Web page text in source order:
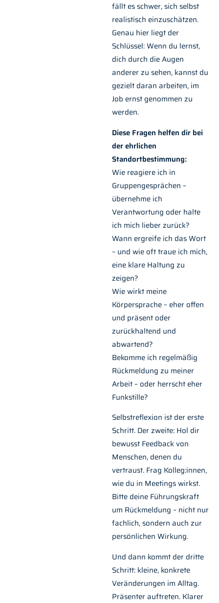
fällt es schwer, sich selbst
realistisch einzuschätzen.
Genau hier liegt der
Schlüssel: Wenn du lernst,
dich durch die Augen
anderer zu sehen, kannst du
gezielt daran arbeiten, im
Job ernst genommen zu
werden.
Diese Fragen helfen dir bei
der ehrlichen
Standortbestimmung:
Wie reagiere ich in
Gruppengesprächen –
übernehme ich
Verantwortung oder halte
ich mich lieber zurück?
Wann ergreife ich das Wort
– und wie oft traue ich mich,
eine klare Haltung zu
zeigen?
Wie wirkt meine
Körpersprache – eher offen
und präsent oder
zurückhaltend und
abwartend?
Bekomme ich regelmäßig
Rückmeldung zu meiner
Arbeit – oder herrscht eher
Funkstille?
Selbstreflexion ist der erste
Schritt. Der zweite: Hol dir
bewusst Feedback von
Menschen, denen du
vertraust. Frag Kolleg:innen,
wie du in Meetings wirkst.
Bitte deine Führungskraft
um Rückmeldung – nicht nur
fachlich, sondern auch zur
persönlichen Wirkung.
Und dann kommt der dritte
Schritt: kleine, konkrete
Veränderungen im Alltag.
Präsenter auftreten. Klarer